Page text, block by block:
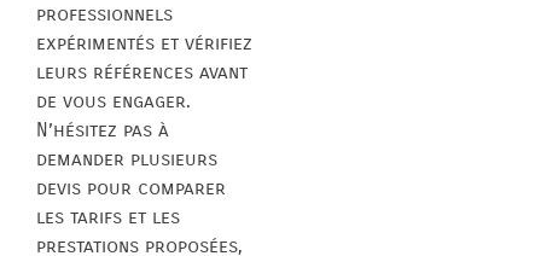
professionnels
expérimentés et vérifiez
leurs références avant
de vous engager.
N’hésitez pas à
demander plusieurs
devis pour comparer
les tarifs et les
prestations proposées,